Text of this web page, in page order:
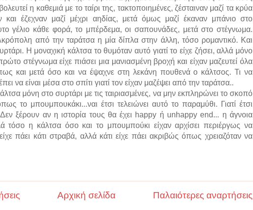
η καθεμιά με το ταίρι της, τακτοποιημένες, ζέσταιναν μαζί τα κρύα
έζεχναν μαζί μέχρι αηδίας, μετά όμως μαζί έκαναν μπάνιο στο
γέλιο κάθε φορά, το μπέρδεμα, οι σαπουνάδες, μετά στο στέγνωμα.
από την ταράτσα η μία δίπλα στην άλλη, τόσο ρομαντικό. Και
Η μοναχική κάλτσα το θυμόταν αυτό γιατί το είχε ζήσει, αλλά μόνο
στέγνωμα είχε πιάσει μια μανιασμένη βροχή και είχαν μαζευτεί όλα
και μετά όσο και να έψαχνε στη λεκάνη πουθενά ο κάλτσος. Τι να
να είναι μέσα στο σπίτι γιατί τον είχαν μαζέψει από την ταράτσα..
μόνη στο συρτάρι με τις ταιριασμένες, να μην εκπληρώνει το σκοπό
το μπουμπουκάκι...ναι έτσι τελειώνει αυτό το παραμύθι. Γιατί έτσι
ξέρουν αν η ιστορία τους θα έχει happy ή unhappy end... η άγνοια
τόσο η κάλτσα όσο και το μπουμπούκι είχαν αρχίσει περιέργως να
πάει κάτι στραβά, αλλά κάτι είχε πάει ακριβώς όπως χρειαζόταν να
Παλαιότερες αναρτήσεις
Αρχική σελίδα